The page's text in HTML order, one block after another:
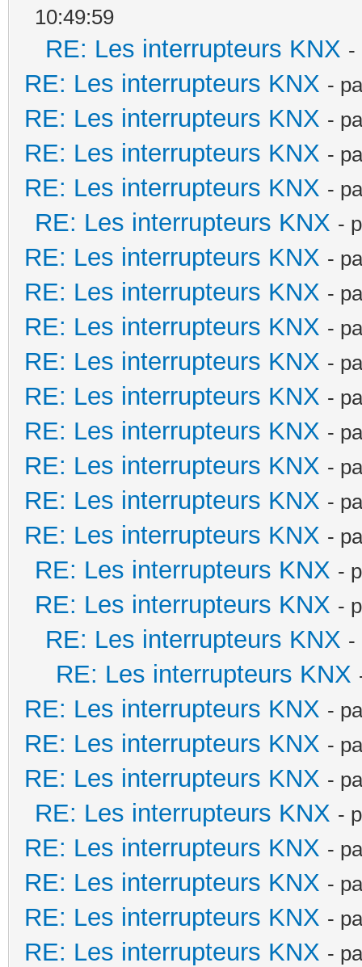
10:49:59
RE: Les interrupteurs KNX -
RE: Les interrupteurs KNX -
RE: Les interrupteurs KNX -
RE: Les interrupteurs KNX -
RE: Les interrupteurs KNX -
RE: Les interrupteurs KNX -
RE: Les interrupteurs KNX -
RE: Les interrupteurs KNX -
RE: Les interrupteurs KNX -
RE: Les interrupteurs KNX -
RE: Les interrupteurs KNX -
RE: Les interrupteurs KNX -
RE: Les interrupteurs KNX -
RE: Les interrupteurs KNX -
RE: Les interrupteurs KNX -
RE: Les interrupteurs KNX -
RE: Les interrupteurs KNX -
RE: Les interrupteurs KNX -
RE: Les interrupteurs KNX
RE: Les interrupteurs KNX -
RE: Les interrupteurs KNX -
RE: Les interrupteurs KNX -
RE: Les interrupteurs KNX -
RE: Les interrupteurs KNX -
RE: Les interrupteurs KNX -
RE: Les interrupteurs KNX -
RE: Les interrupteurs KNX -